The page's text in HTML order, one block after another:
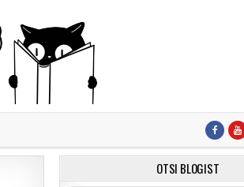
OTSI BLOGIST